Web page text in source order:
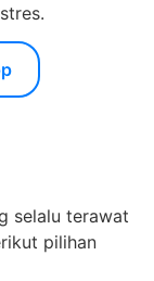
selalu terawat
pilihan